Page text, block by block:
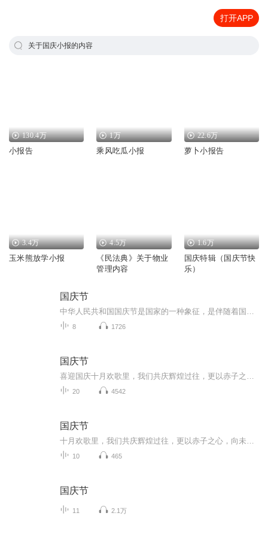
打开APP
关于国庆小报的内容
130.4万
小报告
1万
乘风吃瓜小报
22.6万
萝卜小报告
3.4万
玉米熊放学小报
4.5万
《民法典》关于物业
管理内容
1.6万
国庆特辑（国庆节快
乐）
国庆节
8 1726
国庆节
20 4542
国庆节
10 465
国庆节
11 2.1万